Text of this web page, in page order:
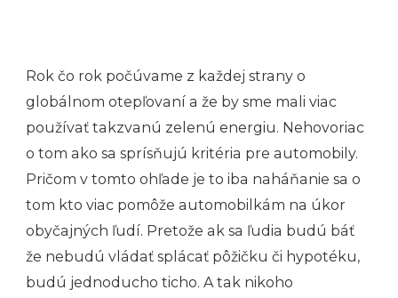
Rok čo rok počúvame z každej strany o
globálnom otepľovaní a že by sme mali viac
používať takzvanú zelenú energiu. Nehovoriac
o tom ako sa sprísňujú kritéria pre automobily.
Pričom v tomto ohľade je to iba naháňanie sa o
tom kto viac pomôže automobilkám na úkor
obyčajných ľudí. Pretože ak sa ľudia budú báť
že nebudú vládať splácať pôžičku či hypotéku,
budú jednoducho ticho. A tak nikoho